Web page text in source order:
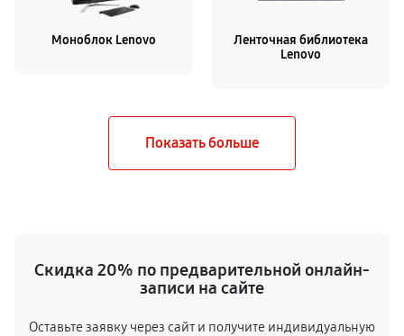
Моноблок Lenovo
Ленточная библиотека
Lenovo
Скидка 20% по предварительной онлайн-
записи на сайте
Оставьте заявку через сайт и получите индивидуальную